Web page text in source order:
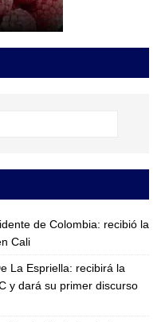
de Colombia: recibió la
Cali
La Espriella: recibirá la
y dará su primer discurso